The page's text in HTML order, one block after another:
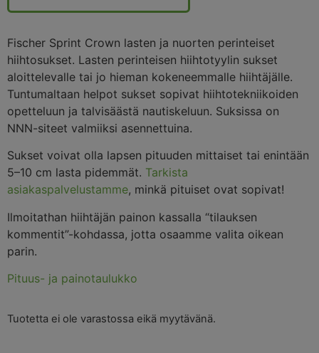
Fischer Sprint Crown lasten ja nuorten perinteiset
hiihtosukset. Lasten perinteisen hiihtotyylin sukset
aloittelevalle tai jo hieman kokeneemmalle hiihtäjälle.
Tuntumaltaan helpot sukset sopivat hiihtotekniikoiden
opetteluun ja talvisäästä nautiskeluun. Suksissa on
NNN-siteet valmiiksi asennettuina.
Sukset voivat olla lapsen pituuden mittaiset tai enintään
5–10 cm lasta pidemmät. Tarkista
asiakaspalvelustamme, minkä pituiset ovat sopivat!
Ilmoitathan hiihtäjän painon kassalla “tilauksen
kommentit”-kohdassa, jotta osaamme valita oikean
parin.
Pituus- ja painotaulukko
Tuotetta ei ole varastossa eikä myytävänä.